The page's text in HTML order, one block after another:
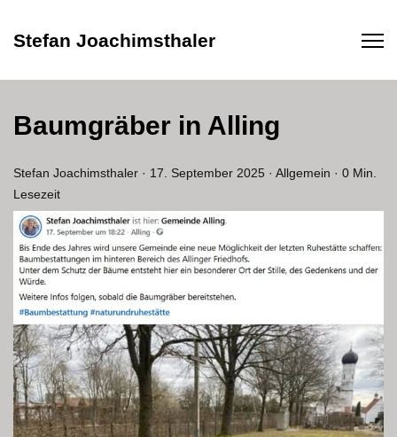
Stefan Joachimsthaler
Baumgräber in Alling
Stefan Joachimsthaler · 17. September 2025 · Allgemein · 0 Min.
Lesezeit